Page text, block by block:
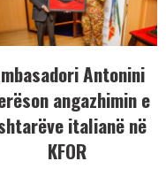
Antonini
angazhimin e
italianë në
KFOR